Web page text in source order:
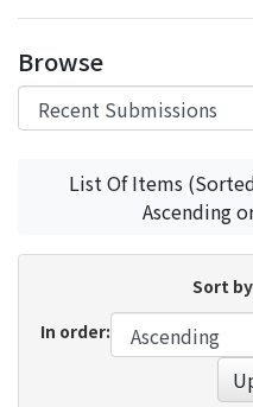
Browse
List Of Items
Ascending
Sort
In order: